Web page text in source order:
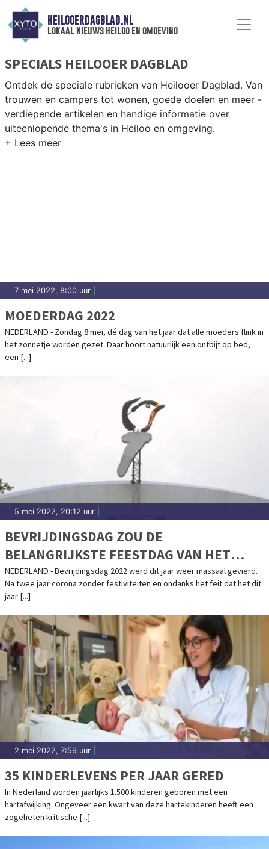
HEILOOERDAGBLAD.NL
lokaal nieuws heiloo en omgeving
SPECIALS HEILOOER DAGBLAD
Ontdek de speciale rubrieken van Heilooer Dagblad. Van
trouwen en campers tot wonen, goede doelen en meer -
verdiepende artikelen en handige informatie over
uiteenlopende thema's in Heiloo en omgeving.
7 mei 2022, 8:00 uur
MOEDERDAG 2022
NEDERLAND - Zondag 8 mei, dé dag van het jaar dat alle moeders flink in
het zonnetje worden gezet. Daar hoort natuurlijk een ontbijt op bed,
een [...]
5 mei 2022, 20:12 uur
BEVRIJDINGSDAG ZOU DE
BELANGRIJKSTE FEESTDAG VAN HET
JAAR MOETEN ZIJN
NEDERLAND - Bevrijdingsdag 2022 werd dit jaar weer massaal gevierd.
Na twee jaar corona zonder festiviteiten en ondanks het feit dat het dit
jaar [...]
2 mei 2022, 7:59 uur
35 KINDERLEVENS PER JAAR GERED
In Nederland worden jaarlijks 1.500 kinderen geboren met een
hartafwijking. Ongeveer een kwart van deze hartekinderen heeft een
zogeheten kritische [...]